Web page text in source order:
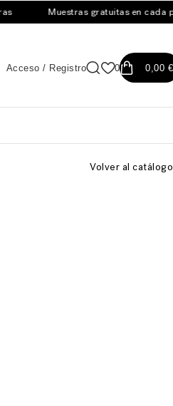
Muestras gratuitas en cada
Acceso / Registro 0 0,00 €
Volver al catálogo